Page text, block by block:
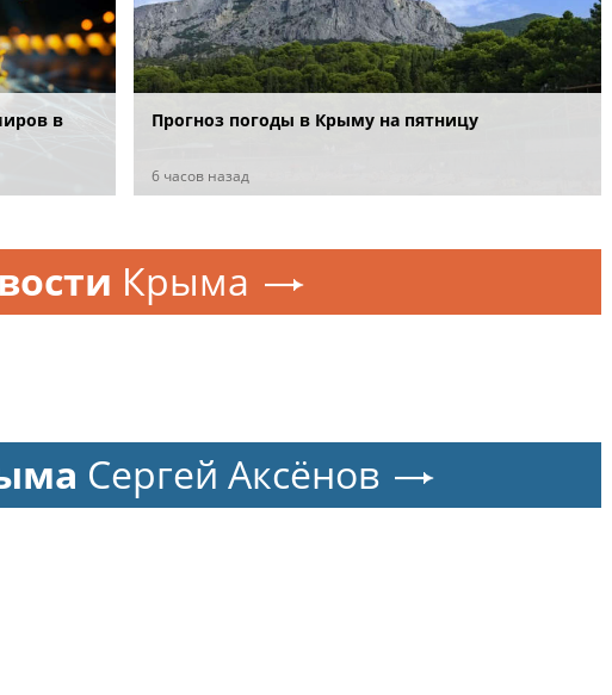
в
Прогноз погоды в Крыму на пятницу
6 часов назад
Крыма
Сергей Аксёнов